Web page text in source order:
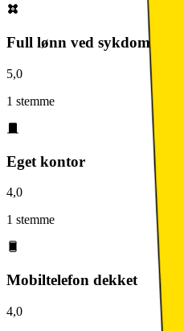
Full lønn ved sykdom
5,0
1 stemme
Eget kontor
4,0
1 stemme
Mobiltelefon dekket
4,0